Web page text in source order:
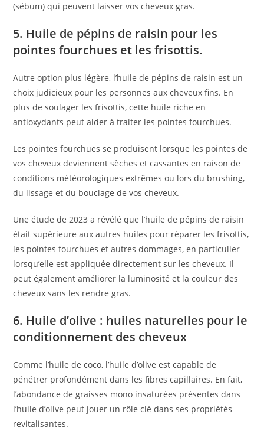
(sébum) qui peuvent laisser vos cheveux gras.
5. Huile de pépins de raisin pour les
pointes fourchues et les frisottis.
Autre option plus légère, l’huile de pépins de raisin est un
choix judicieux pour les personnes aux cheveux fins. En
plus de soulager les frisottis, cette huile riche en
antioxydants peut aider à traiter les pointes fourchues.
Les pointes fourchues se produisent lorsque les pointes de
vos cheveux deviennent sèches et cassantes en raison de
conditions météorologiques extrêmes ou lors du brushing,
du lissage et du bouclage de vos cheveux.
Une étude de 2023 a révélé que l’huile de pépins de raisin
était supérieure aux autres huiles pour réparer les frisottis,
les pointes fourchues et autres dommages, en particulier
lorsqu’elle est appliquée directement sur les cheveux. Il
peut également améliorer la luminosité et la couleur des
cheveux sans les rendre gras.
6. Huile d’olive : huiles naturelles pour le
conditionnement des cheveux
Comme l’huile de coco, l’huile d’olive est capable de
pénétrer profondément dans les fibres capillaires. En fait,
l’abondance de graisses mono insaturées présentes dans
l’huile d’olive peut jouer un rôle clé dans ses propriétés
revitalisantes.